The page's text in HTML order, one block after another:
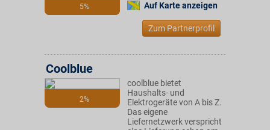
5%
Auf Karte anzeigen
Zum Partnerprofil
2%
Coolblue
coolblue bietet
Haushalts- und
Elektrogeräte von A bis Z.
Das eigene
Liefernetzwerk verspricht